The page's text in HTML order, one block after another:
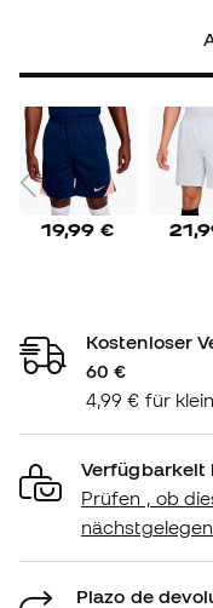
19,99 €
Kostenloser
60 €
4,99 € für
Verfügbarkeit
Prüfen , ob
Plazo de